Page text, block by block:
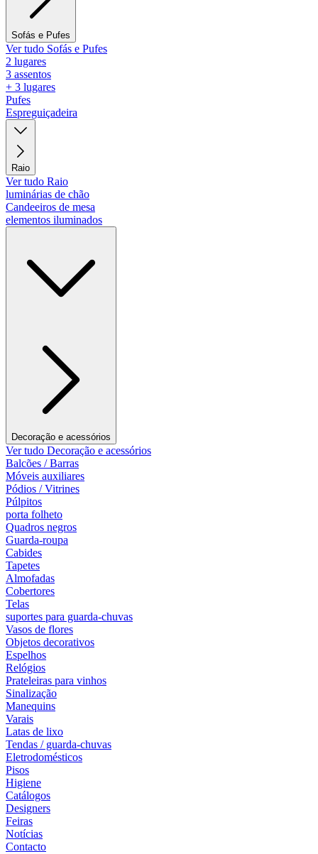
Sofás e Pufes
Ver tudo Sofás e Pufes
2 lugares
3 assentos
+ 3 lugares
Pufes
Espreguiçadeira
Raio
Ver tudo Raio
luminárias de chão
Candeeiros de mesa
elementos iluminados
Decoração e acessórios
Ver tudo Decoração e acessórios
Balcões / Barras
Móveis auxiliares
Pódios / Vitrines
Púlpitos
porta folheto
Quadros negros
Guarda-roupa
Cabides
Tapetes
Almofadas
Cobertores
Telas
suportes para guarda-chuvas
Vasos de flores
Objetos decorativos
Espelhos
Relógios
Prateleiras para vinhos
Sinalização
Manequins
Varais
Latas de lixo
Tendas / guarda-chuvas
Eletrodomésticos
Pisos
Higiene
Catálogos
Designers
Feiras
Notícias
Contacto